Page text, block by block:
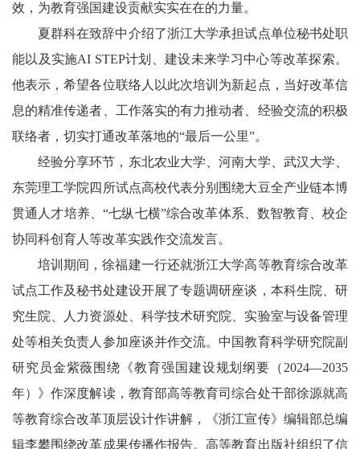
效，为教育强国建设贡献实实在在的力量。
夏群科在致辞中介绍了浙江大学承担试点单位秘书处职
能以及实施AI STEP计划、建设未来学习中心等改革探索。
他表示，希望各位联络人以此次培训为新起点，当好改革信
息的精准传递者、工作落实的有力推动者、经验交流的积极
联络者，切实打通改革落地的“最后一公里”。
经验分享环节，东北农业大学、河南大学、武汉大学、
东莞理工学院四所试点高校代表分别围绕大豆全产业链本博
贯通人才培养、“七纵七横”综合改革体系、数智教育、校企
协同科创育人等改革实践作交流发言。
培训期间，徐福建一行还就浙江大学高等教育综合改革
试点工作及秘书处建设开展了专题调研座谈，本科生院、研
究生院、人力资源处、科学技术研究院、实验室与设备管理
处等相关负责人参加座谈并作交流。中国教育科学研究院副
研究员金紫薇围绕《教育强国建设规划纲要（2024—2035
年）》作深度解读，教育部高等教育司综合处干部徐源就高
等教育综合改革顶层设计作讲解，《浙江宣传》编辑部总编
辑李攀围绕改革成果传播作报告。高等教育出版社组织了信